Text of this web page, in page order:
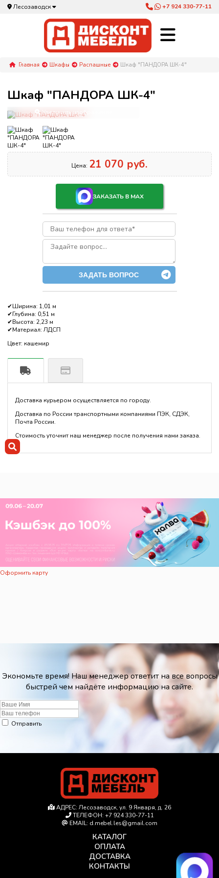
Лесозаводск +7 924 330-77-11
Главная Шкафы Распашные Шкаф "ПАНДОРА ШК-4"
Шкаф "ПАНДОРА ШК-4"
Увеличить изображение
Цена: 21 070 руб.
ЗАКАЗАТЬ В MAX
ЗАДАТЬ ВОПРОС
✔Ширина: 1,01 м
✔Глубина: 0,51 м
✔Высота: 2,23 м
✔Материал: ЛДСП
Цвет: кашемир
Доставка курьером осуществляется по городу.
Доставка по России транспортными компаниями ПЭК, СДЭК,
Почта России.
Стоимость уточнит наш менеджер после получения нами заказа.
Оформить карту
Экономьте время! Наш менеджер ответит на все вопросы
быстрей чем найдёте информацию на сайте.
Отправить
АДРЕС: Лесозаводск, ул. 9 Января, д. 26
ТЕЛЕФОН: +7 924 330-77-11
EMAIL: d.mebel.les@gmail.com
КАТАЛОГ
ОПЛАТА
ДОСТАВКА
КОНТАКТЫ